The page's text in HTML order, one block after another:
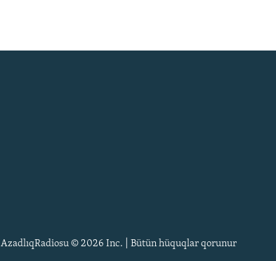
AzadlıqRadiosu © 2026 Inc. | Bütün hüquqlar qorunur